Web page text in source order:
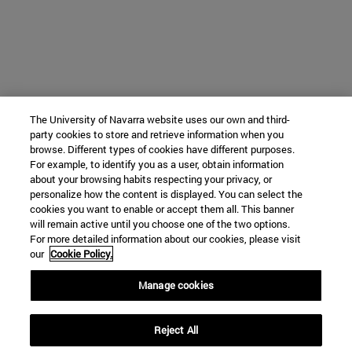
The University of Navarra website uses our own and third-
party cookies to store and retrieve information when you
browse. Different types of cookies have different purposes.
For example, to identify you as a user, obtain information
about your browsing habits respecting your privacy, or
personalize how the content is displayed. You can select the
cookies you want to enable or accept them all. This banner
will remain active until you choose one of the two options.
For more detailed information about our cookies, please visit
our Cookie Policy.
Manage cookies
Reject All